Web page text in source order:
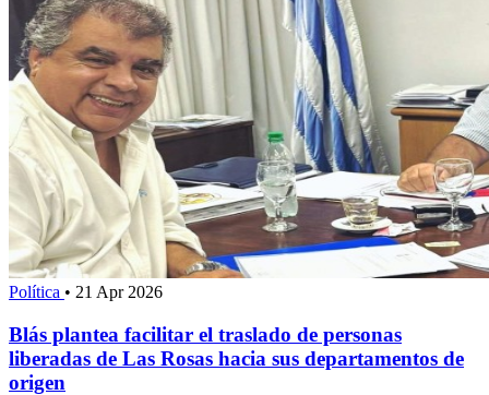
Política • 21 Apr 2026
Blás plantea facilitar el traslado de personas
liberadas de Las Rosas hacia sus departamentos de
origen